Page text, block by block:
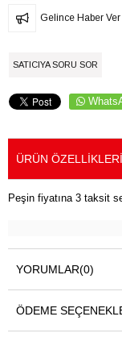
Gelince Haber Ver
SATICIYA SORU SOR
ÜRÜN ÖZELLIKLERI
Peşin fiyatına 3 taksit
YORUMLAR(0)
ÖDEME